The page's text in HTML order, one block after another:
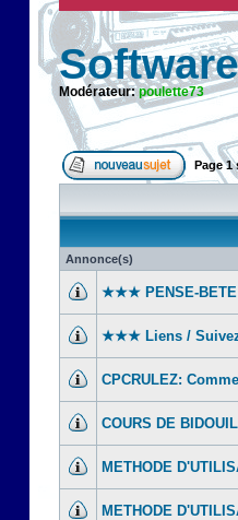
Modérateur:poulette73
Page1
Annonce(s)
★★★ PENSE-
★★★ Liens /
CPCRULEZ:
COURS DE
METHODE
METHODE